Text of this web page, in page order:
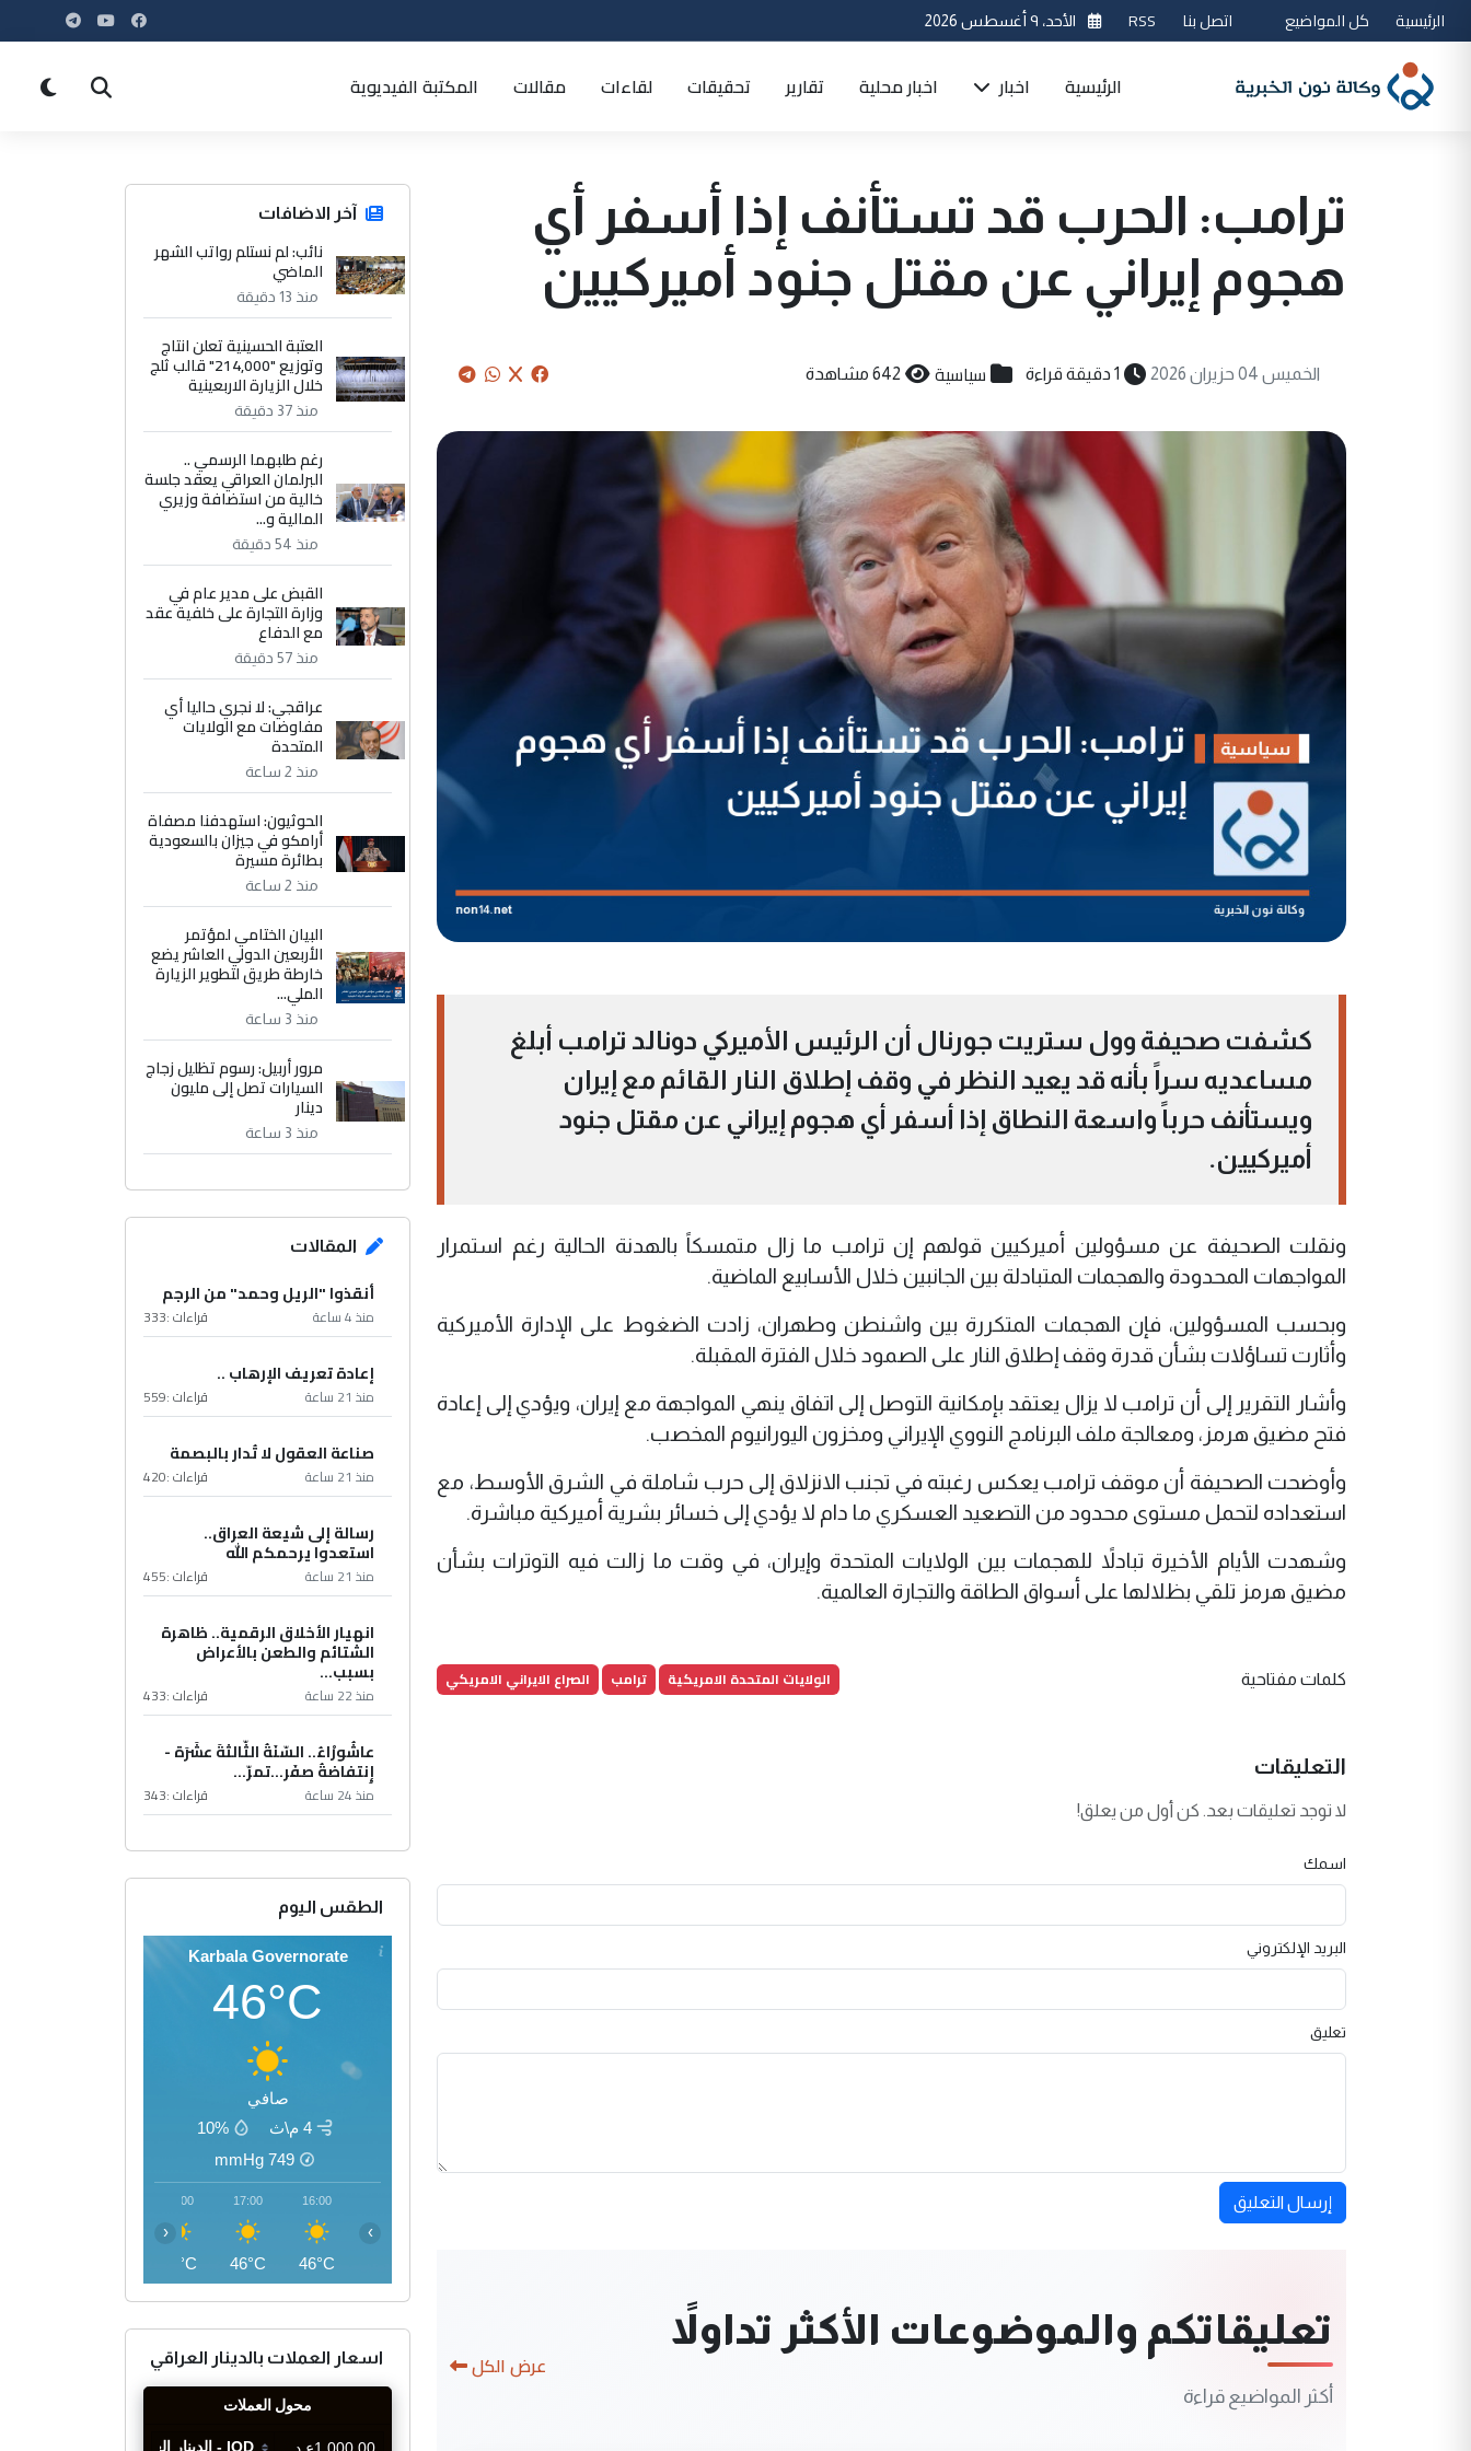
الرئيسية كل المواضيع اتصل بنا RSS الأحد، ٩ أغسطس 2026
الرئيسية اخبار اخبار محلية تقارير تحقيقات لقاءات مقالات المكتبة الفيديوية
ترامب: الحرب قد تستأنف إذا أسفر أي
هجوم إيراني عن مقتل جنود أميركيين
الخميس 04 حزيران 2026 1 دقيقة قراءة سياسية 642 مشاهدة
كشفت صحيفة وول ستريت جورنال أن الرئيس الأميركي دونالد ترامب أبلغ
مساعديه سراً بأنه قد يعيد النظر في وقف إطلاق النار القائم مع إيران
ويستأنف حرباً واسعة النطاق إذا أسفر أي هجوم إيراني عن مقتل جنود
أميركيين.
ونقلت الصحيفة عن مسؤولين أميركيين قولهم إن ترامب ما زال متمسكاً بالهدنة الحالية رغم استمرار
المواجهات المحدودة والهجمات المتبادلة بين الجانبين خلال الأسابيع الماضية.
وبحسب المسؤولين، فإن الهجمات المتكررة بين واشنطن وطهران، زادت الضغوط على الإدارة الأميركية
وأثارت تساؤلات بشأن قدرة وقف إطلاق النار على الصمود خلال الفترة المقبلة.
وأشار التقرير إلى أن ترامب لا يزال يعتقد بإمكانية التوصل إلى اتفاق ينهي المواجهة مع إيران، ويؤدي إلى إعادة
فتح مضيق هرمز، ومعالجة ملف البرنامج النووي الإيراني ومخزون اليورانيوم المخصب.
وأوضحت الصحيفة أن موقف ترامب يعكس رغبته في تجنب الانزلاق إلى حرب شاملة في الشرق الأوسط، مع
استعداده لتحمل مستوى محدود من التصعيد العسكري ما دام لا يؤدي إلى خسائر بشرية أميركية مباشرة.
وشهدت الأيام الأخيرة تبادلاً للهجمات بين الولايات المتحدة وإيران، في وقت ما زالت فيه التوترات بشأن
مضيق هرمز تلقي بظلالها على أسواق الطاقة والتجارة العالمية.
كلمات مفتاحية الولايات المتحدة الامريكية ترامب الصراع الايراني الامريكي
التعليقات
لا توجد تعليقات بعد. كن أول من يعلق!
اسمك
البريد الإلكتروني
تعليق
إرسال التعليق
تعليقاتكم والموضوعات الأكثر تداولاً
أكثر المواضيع قراءة
عرض الكل
آخر الاضافات
نائب: لم نستلم رواتب الشهر
الماضي
منذ 13 دقيقة
العتبة الحسينية تعلن انتاج
وتوزيع "214,000" قالب ثلج
خلال الزيارة الاربعينية
منذ 37 دقيقة
رغم طلبهما الرسمي ..
البرلمان العراقي يعقد جلسة
خالية من استضافة وزيري
المالية و...
منذ 54 دقيقة
القبض على مدير عام في
وزارة التجارة على خلفية عقد
مع الدفاع
منذ 57 دقيقة
عراقجي: لا نجري حاليا أي
مفاوضات مع الولايات
المتحدة
منذ 2 ساعة
الحوثيون: استهدفنا مصفاة
أرامكو في جيزان بالسعودية
بطائرة مسيرة
منذ 2 ساعة
البيان الختامي لمؤتمر
الأربعين الدولي العاشر يضع
خارطة طريق لتطوير الزيارة
الملي...
منذ 3 ساعة
مرور أربيل: رسوم تظليل زجاج
السيارات تصل إلى مليون
دينار
منذ 3 ساعة
المقالات
أنقذوا "الريل وحمد" من الرجم
منذ 4 ساعة قراءات :333
إعادة تعريف الإرهاب ..
منذ 21 ساعة قراءات :559
صناعة العقول لا تُدار بالبصمة
منذ 21 ساعة قراءات :420
رسالة إلى شيعة العراق..
استعدوا يرحمكم الله
منذ 21 ساعة قراءات :455
انهيار الأخلاق الرقمية.. ظاهرة
الشتائم والطعن بالأعراض
بسبب...
منذ 22 ساعة قراءات :433
عاشُورْاءُ.. السّنَةُ الثّالثةَ عشَرَة -
إِنتفاضةُ صفَر…تمرّ...
منذ 24 ساعة قراءات :343
الطقس اليوم
Karbala Governorate
46°C
صافي
4 م\ث
10%
749
mmHg
16:00
46°C
17:00
46°C
18:00
45°C
‹ ›
اسعار العملات بالدينار العراقي